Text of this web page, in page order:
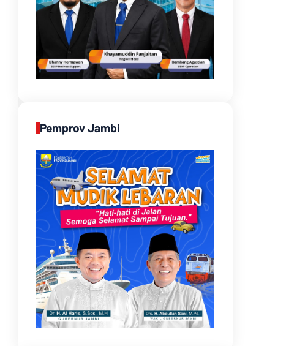
Pemprov Jambi